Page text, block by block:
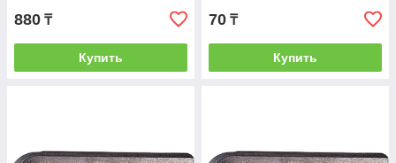
880 ₸
Купить
70 ₸
Купить